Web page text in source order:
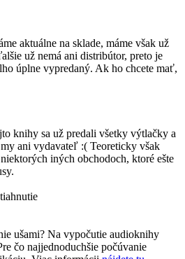
aktuálne na sklade, máme však už
už nemá ani distribútor, preto je
úplne vypredaný. Ak ho chcete mať,
knihy sa už predali všetky výtlačky a
ani vydavateľ :( Teoreticky však
iných obchodoch, ktoré ešte
ušami? Na vypočutie audioknihy
čo najjednoduchšie počúvanie